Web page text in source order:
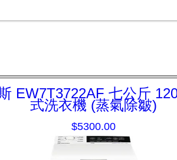
EW7T3722AF 七公斤
式洗衣機 (蒸氣除皺)
$5300.00